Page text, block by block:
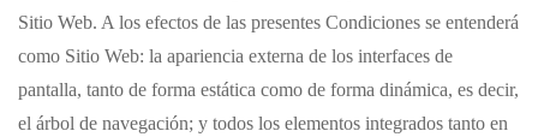
Sitio Web. A los efectos de las presentes Condiciones se entenderá
como Sitio Web: la apariencia externa de los interfaces de
pantalla, tanto de forma estática como de forma dinámica, es decir,
el árbol de navegación; y todos los elementos integrados tanto en